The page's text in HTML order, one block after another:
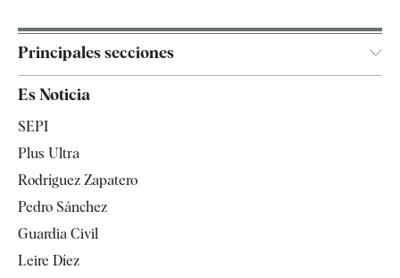
Principales secciones
España
Televisión
Es Noticia
SEPI
Plus Ultra
Rodríguez Zapatero
Pedro Sánchez
Guardia Civil
Leire Díez